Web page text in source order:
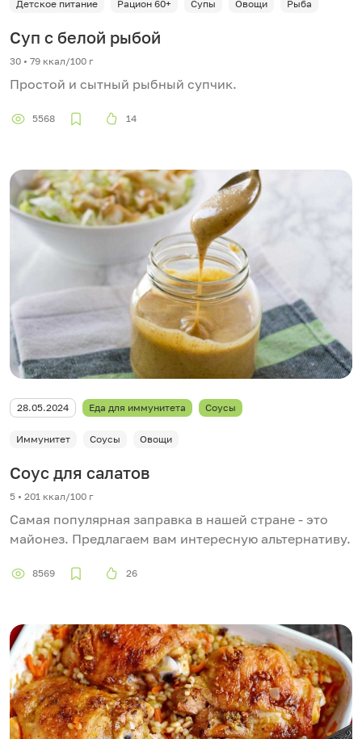
Детское питание Рацион 60+ Супы Овощи Рыба
Суп с белой рыбой
30 • 79 ккал/100 г
Простой и сытный рыбный супчик.
5568 14
28.05.2024 Еда для иммунитета Соусы
Иммунитет Соусы Овощи
Соус для салатов
5 • 201 ккал/100 г
Самая популярная заправка в нашей стране - это
майонез. Предлагаем вам интересную альтернативу.
8569 26